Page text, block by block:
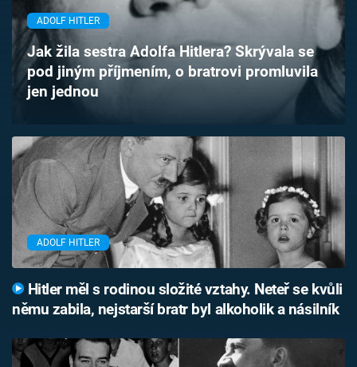
Časopis
Sledujte prima+
Sledujte nás
ADOLF HITLER
Jak žila sestra Adolfa Hitlera? Skrývala se
pod jiným příjmením, o bratrovi promluvila
jen jednou
ADOLF HITLER
Hitler měl s rodinou složité vztahy. Neteř se kvůli
němu zabila, nejstarší bratr byl alkoholik a násilník